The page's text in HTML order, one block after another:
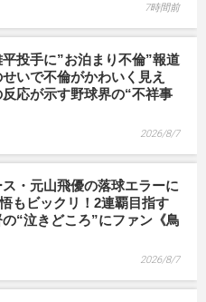
7時間前
平投手に”お泊まり不倫”報道
いで不倫がかわいく見え
応が示す野球界の“不祥事
2026/8/7
・元山飛優の落球エラーに
もビックリ！2連覇目指す
“泣きどころ”にファン《鳥
2026/8/7